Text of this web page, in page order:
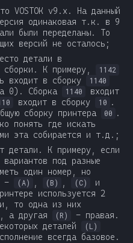
VOSTOK v9.x. На данный
одинаковая т.к. в 9
были переделаны. То
версий не осталось;
детали в
сборки. К примеру,
1142
входит в сборку 1140
0). Сборка 1140
входит
входит в сборку 10 .
сборку принтера 00 .
понять где искать
эта собирается и т.д.;
детали. К примеру, если
под разные
один номер, но
-
(A) , (B) , (C)
и
используется 2
то одна из них
а другая (R)
- правая.
деталей
(L)
всегда базовое.